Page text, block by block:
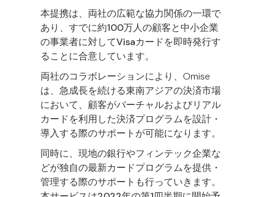
本提携は、両社の広範な協力関係の一環で
あり、すでに約100万人の顧客と中小企業
の事業者に対してVisaカードを即時発行す
ることに合意しています。
両社のコラボレーションにより、Omise
は、 急成長を続ける東南アジアの決済市場
において、顧客がバーチャルおよびリアル
カードを利用した決済プログラムを設計・
導入する際のサポートが可能になります。
同時に、 現地の銀行やフィンテック企業な
どが独自の最新カードプログラムを提供・
管理する際のサポート も行っていきます。